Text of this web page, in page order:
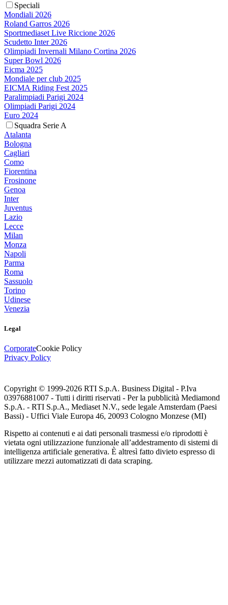
Speciali
Mondiali 2026
Roland Garros 2026
Sportmediaset Live Riccione 2026
Scudetto Inter 2026
Olimpiadi Invernali Milano Cortina 2026
Super Bowl 2026
Eicma 2025
Mondiale per club 2025
EICMA Riding Fest 2025
Paralimpiadi Parigi 2024
Olimpiadi Parigi 2024
Euro 2024
Squadra Serie A
Atalanta
Bologna
Cagliari
Como
Fiorentina
Frosinone
Genoa
Inter
Juventus
Lazio
Lecce
Milan
Monza
Napoli
Parma
Roma
Sassuolo
Torino
Udinese
Venezia
Legal
CorporateCookie Policy
Privacy Policy
Copyright © 1999-2026 RTI S.p.A. Business Digital - P.Iva
03976881007 - Tutti i diritti riservati - Per la pubblicità Mediamond
S.p.A. - RTI S.p.A., Mediaset N.V., sede legale Amsterdam (Paesi
Bassi) - Uffici Viale Europa 46, 20093 Cologno Monzese (MI)
Rispetto ai contenuti e ai dati personali trasmessi e/o riprodotti è
vietata ogni utilizzazione funzionale all’addestramento di sistemi di
intelligenza artificiale generativa. È altresì fatto divieto espresso di
utilizzare mezzi automatizzati di data scraping.